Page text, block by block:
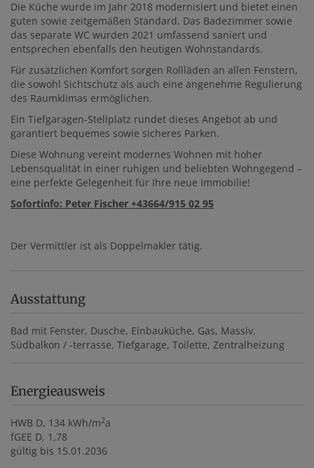
Die Küche wurde im Jahr 2018 modernisiert und bietet einen
guten sowie zeitgemäßen Standard. Das Badezimmer sowie
das separate WC wurden 2021 umfassend saniert und
entsprechen ebenfalls den heutigen Wohnstandards.
Für zusätzlichen Komfort sorgen Rollläden an allen Fenstern,
die sowohl Sichtschutz als auch eine angenehme Regulierung
des Raumklimas ermöglichen.
Ein Tiefgaragen-Stellplatz rundet dieses Angebot ab und
garantiert bequemes sowie sicheres Parken.
Diese Wohnung vereint modernes Wohnen mit hoher
Lebensqualität in einer ruhigen und beliebten Wohngegend –
eine perfekte Gelegenheit für Ihre neue Immobilie!
Sofortinfo: Peter Fischer +43664/915 02 95
Der Vermittler ist als Doppelmakler tätig.
Ausstattung
Bad mit Fenster Dusche Einbauküche Gas Massiv
Südbalkon / -terrasse Tiefgarage Toilette Zentralheizung
Energieausweis
HWB D, 134 kWh/m2a
fGEE D, 1,78
gültig bis 15.01.2036